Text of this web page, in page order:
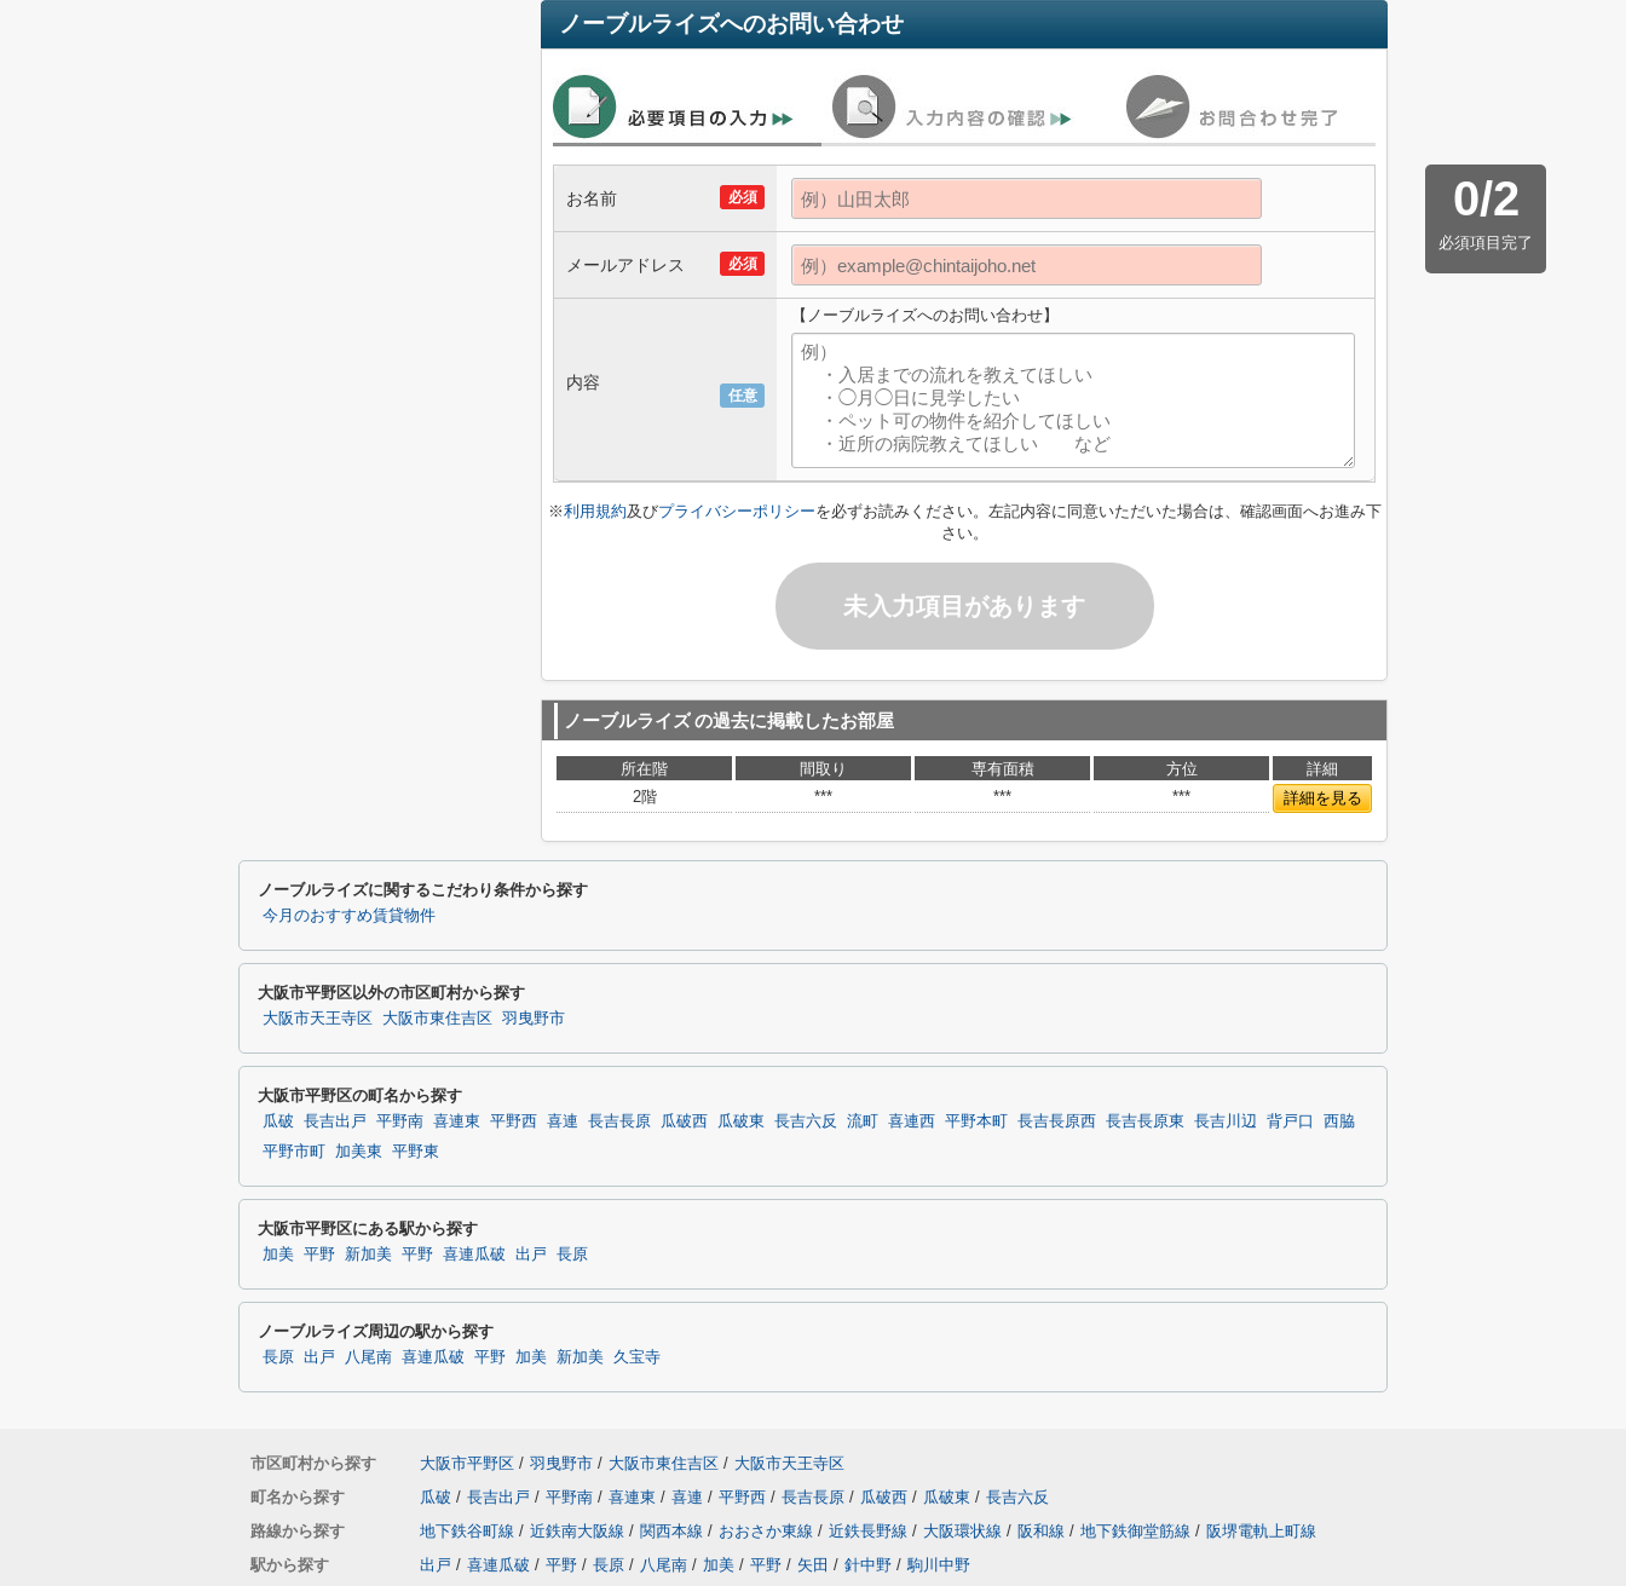
ノーブルライズへのお問い合わせ
0/2
必須項目完了
必須
お名前
必須
メールアドレス
任意
内容
【ノーブルライズへのお問い合わせ】
※利用規約及びプライバシーポリシーを必ずお読みください。左記内容に同意いただいた場合は、確認画面へお進み下
さい。
未入力項目があります
ノーブルライズの過去に掲載したお部屋
所在階 間取り 専有面積 方位
詳細
2階
*** *** *** 詳細を見る
ノーブルライズに関するこだわり条件から探す
今月のおすすめ賃貸物件
大阪市平野区以外の市区町村から探す
大阪市天王寺区 大阪市東住吉区 羽曳野市
大阪市平野区の町名から探す
瓜破 長吉出戸 平野南 喜連東 平野西 喜連 長吉長原 瓜破西 瓜破東 長吉六反 流町 喜連西 平野本町 長吉長原西 長吉長原東 長吉川辺 背戸口
西脇
平野市町
加美東 平野東
大阪市平野区にある駅から探す
加美 平野 新加美 平野 喜連瓜破 出戸 長原
ノーブルライズ周辺の駅から探す
長原 出戸 八尾南 喜連瓜破 平野 加美 新加美 久宝寺
市区町村から探す 大阪市平野区 / 羽曳野市 / 大阪市東住吉区 / 大阪市天王寺区
町名から探す
瓜破 / 長吉出戸 / 平野南 / 喜連東 / 喜連 / 平野西 / 長吉長原 / 瓜破西 / 瓜破東 / 長吉六反
路線から探す
地下鉄谷町線 / 近鉄南大阪線 / 関西本線 / おおさか東線 / 近鉄長野線 / 大阪環状線 / 阪和線 / 地下鉄御堂筋線 / 阪堺電軌上町線
駅から探す
出戸 / 喜連瓜破 / 平野 / 長原 / 八尾南 / 加美 / 平野 / 矢田 / 針中野 / 駒川中野